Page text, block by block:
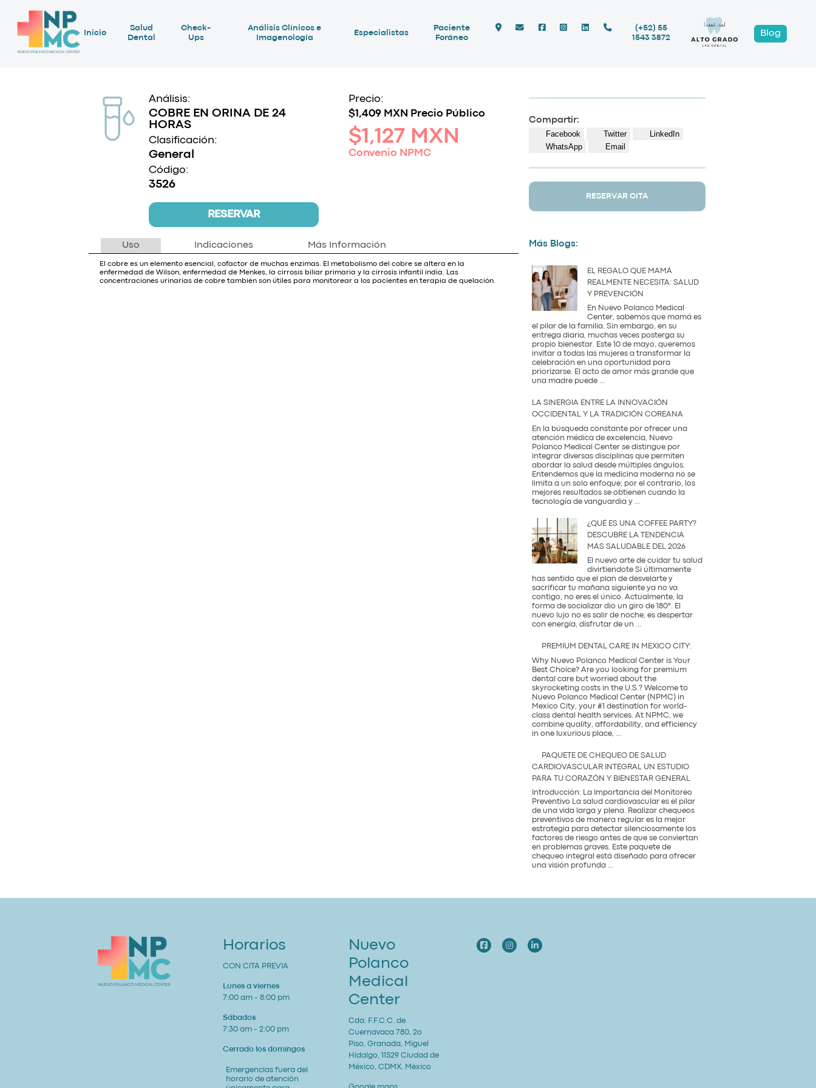
Inicio
Salud
Dental
Check-
Ups
Análisis Clínicos e
Imagenología
Especialistas
Paciente
Foráneo
(+52) 55
1543 3872
Blog
Análisis:
COBRE EN ORINA DE 24
HORAS
Clasificación:
General
Código:
3526
RESERVAR
Precio:
$1,409 MXN Precio Público
$1,127 MXN
Convenio NPMC
Uso Indicaciones Más Información
El cobre es un elemento esencial, cofactor de muchas enzimas. El metabolismo del cobre se altera en la
enfermedad de Wilson, enfermedad de Menkes, la cirrosis biliar primaria y la cirrosis infantil india. Las
concentraciones urinarias de cobre también son útiles para monitorear a los pacientes en terapia de quelación.
Compartir:
Facebook Twitter
LinkedIn
WhatsApp
Email
RESERVAR CITA
Más Blogs:
EL REGALO QUE MAMÁ
REALMENTE NECESITA: SALUD
Y PREVENCIÓN
En Nuevo Polanco Medical
Center, sabemos que mamá es
el pilar de la familia. Sin embargo, en su
entrega diaria, muchas veces posterga su
propio bienestar. Este 10 de mayo, queremos
invitar a todas las mujeres a transformar la
celebración en una oportunidad para
priorizarse. El acto de amor más grande que
una madre puede ...
que
Realmente
Necesita:
Salud
y
Prevención
LA SINERGIA ENTRE LA INNOVACIÓN
OCCIDENTAL Y LA TRADICIÓN COREANA
En la búsqueda constante por ofrecer una
atención médica de excelencia, Nuevo
Polanco Medical Center se distingue por
integrar diversas disciplinas que permiten
abordar la salud desde múltiples ángulos.
Entendemos que la medicina moderna no se
limita a un solo enfoque; por el contrario, los
mejores resultados se obtienen cuando la
tecnología de vanguardia y
entre
Innovación
Occidental
la
Tradición
Coreana
¿QUÉ ES UNA COFFEE PARTY?
DESCUBRE LA TENDENCIA
MÁS SALUDABLE DEL 2026
El nuevo arte de cuidar tu salud
divirtiendote Si últimamente
has sentido que el plan de desvelarte y
sacrificar tu mañana siguiente ya no va
contigo, no eres el único. Actualmente, la
forma de socializar dio un giro de 180°. El
nuevo lujo no es salir de noche; es despertar
con energía, disfrutar de un ...
una
Party?
Descubre
la
tendencia
más
saludable
del
2026
PREMIUM DENTAL CARE IN MEXICO CITY:
Why Nuevo Polanco Medical Center is Your
Best Choice? Are you looking for premium
dental care but worried about the
skyrocketing costs in the U.S.? Welcome to
Nuevo Polanco Medical Center (NPMC) in
Mexico City, your #1 destination for world-
class dental health services. At NPMC, we
combine quality, affordability, and efficiency
in one luxurious place,
Care
Mexico
City:
PAQUETE DE CHEQUEO DE SALUD
CARDIOVASCULAR INTEGRAL UN ESTUDIO
PARA TU CORAZÓN Y BIENESTAR GENERAL
Introducción: La Importancia del Monitoreo
Preventivo La salud cardiovascular es el pilar
de una vida larga y plena. Realizar chequeos
preventivos de manera regular es la mejor
estrategia para detectar silenciosamente los
factores de riesgo antes de que se conviertan
en problemas graves. Este paquete de
chequeo integral está diseñado para ofrecer
una visión profunda ...
Horarios
CON CITA PREVIA
Lunes a viernes
7:00 am - 8:00 pm
Sábados
7:30 am - 2:00 pm
Cerrado los domingos
Emergencias fuera del
horario de atención
Nuevo
Polanco
Medical
Center
Cda. F.F.C.C. de
Cuernavaca 780, 2o
Piso, Granada, Miguel
Hidalgo, 11529 Ciudad de
México, CDMX, Mexico